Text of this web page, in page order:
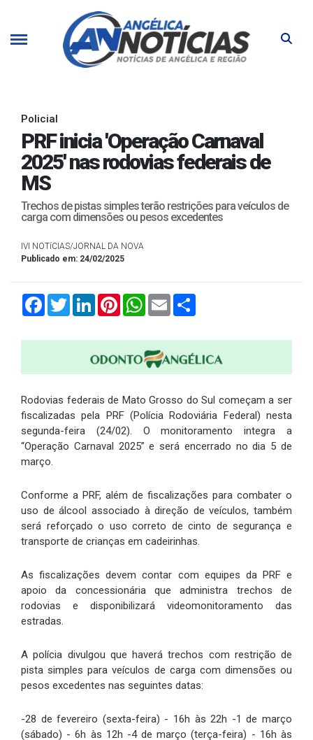
Policial
PRF inicia 'Operação Carnaval
2025' nas rodovias federais de
MS
Trechos de pistas simples terão restrições para veículos de
carga com dimensões ou pesos excedentes
IVI NOTíCIAS/JORNAL DA NOVA
Publicado em: 24/02/2025
FacebookTwitterLinkedInPinterestWhatsApp
Email
Rodovias federais de Mato Grosso do Sul começam a ser
fiscalizadas pela PRF (Polícia Rodoviária Federal) nesta
segunda-feira (24/02). O monitoramento integra a
“Operação Carnaval 2025” e será encerrado no dia 5 de
março.
Conforme a PRF, além de fiscalizações para combater o
uso de álcool associado à direção de veículos, também
será reforçado o uso correto de cinto de segurança e
transporte de crianças em cadeirinhas.
As fiscalizações devem contar com equipes da PRF e
apoio da concessionária que administra trechos de
rodovias e disponibilizará videomonitoramento das
estradas.
A polícia divulgou que haverá trechos com restrição de
pista simples para veículos de carga com dimensões ou
pesos excedentes nas seguintes datas:
-28 de fevereiro (sexta-feira) - 16h às 22h -1 de março
(sábado) - 6h às 12h -4 de março (terça-feira) - 16h às